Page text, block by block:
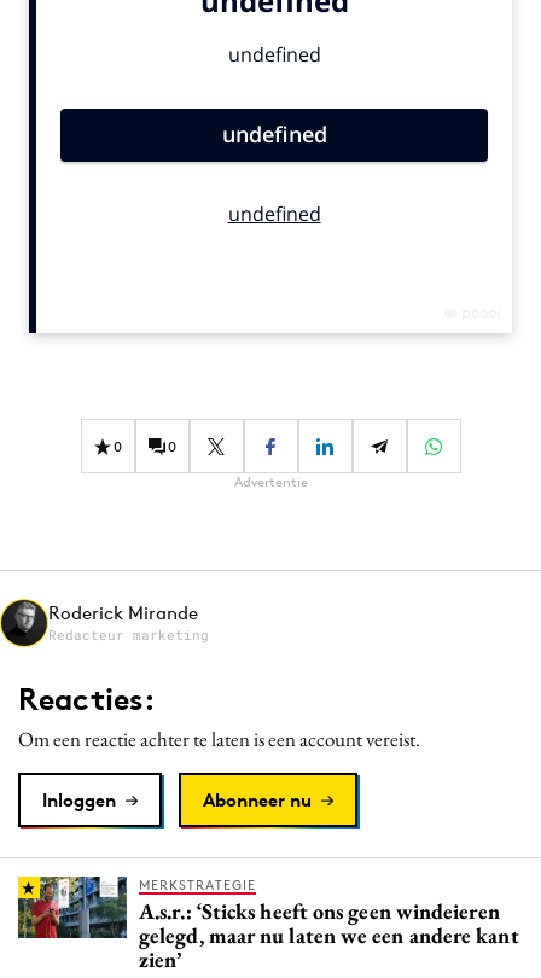
Gedragsverandering
Influencer marketing
Media
Merkstrategie
PR
Purpose Marketing
Reputatie & crisis
0 0
Advertentie
Roderick Mirande
Redacteur marketing
Reacties:
Om een reactie achter te laten is een account vereist.
Inloggen Abonneer nu
MERKSTRATEGIE
A.s.r.: ‘Sticks heeft ons geen windeieren
gelegd, maar nu laten we een andere kant
zien’